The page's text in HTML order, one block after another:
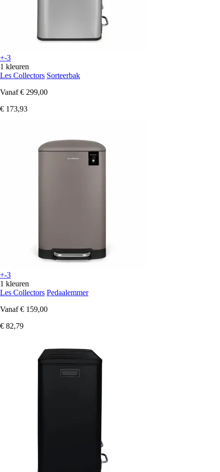
+-3
1 kleuren
Les Collectors Sorteerbak
Vanaf € 299,00
€ 173,93
+-3
1 kleuren
Les Collectors Pedaalemmer
Vanaf € 159,00
€ 82,79